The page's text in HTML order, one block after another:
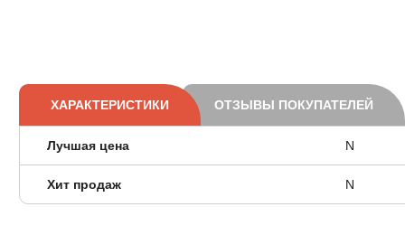
ХАРАКТЕРИСТИКИ ОТЗЫВЫ ПОКУПАТЕЛЕЙ
Лучшая цена N
Хит продаж N